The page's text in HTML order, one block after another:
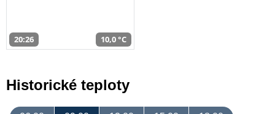
20:26 10,0 °C
Historické teploty